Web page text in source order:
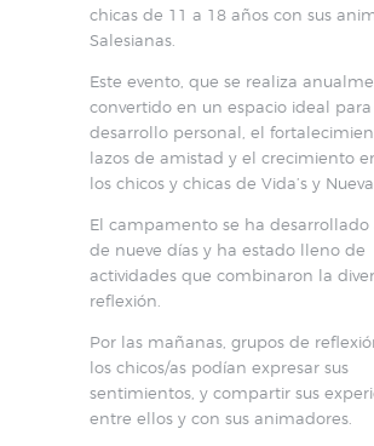
chicas de 11 a 18 años con sus
Salesianas.
Este evento, que se realiza
convertido en un espacio ideal
desarrollo personal, el
lazos de amistad y el crecimiento
los chicos y chicas de Vida’s y
El campamento se ha desarrollado
de nueve días y ha estado lleno de
actividades que combinaron la
reflexión.
Por las mañanas, grupos de
los chicos/as podían expresar sus
sentimientos, y compartir sus
entre ellos y con sus animadores.